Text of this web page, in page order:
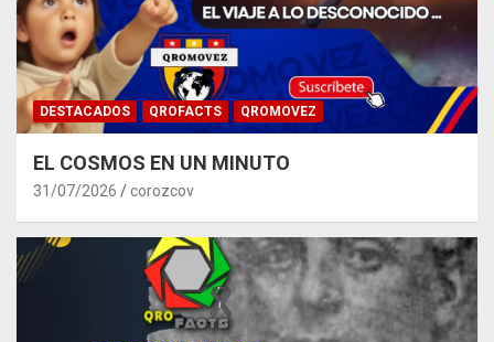
DESTACADOS QROFACTS QROMOVEZ
EL COSMOS EN UN MINUTO
31/07/2026 corozcov